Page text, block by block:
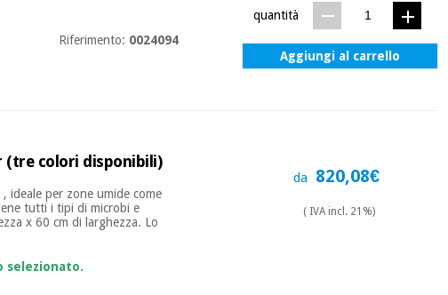
Riferimento: 0024094
quantità
Aggiungi al carrello
(tre colori disponibili)
ideale per zone umide come
tutti i tipi di microbi e
x 60 cm di larghezza. Lo
selezionato.
da 820,08€
( IVA incl. 21%)